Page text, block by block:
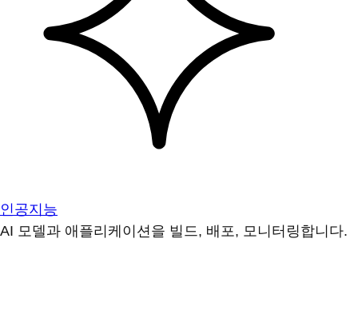
인공지능
AI 모델과 애플리케이션을 빌드, 배포, 모니터링합니다.